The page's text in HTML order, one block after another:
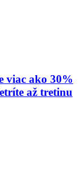
viac ako 30%
až tretinu